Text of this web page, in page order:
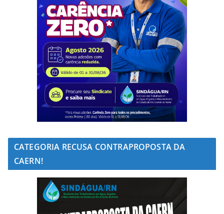
CATEGORIA RECUSA CONTRAPROPOSTA DA
CAERN!